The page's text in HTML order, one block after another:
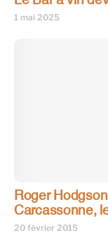
1 mai 2025
Roger
Carcassonne,
20 février 2015